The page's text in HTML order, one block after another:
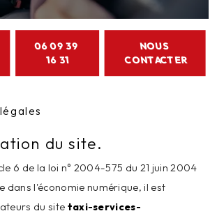
06 09 39
16 31
NOUS
CONTACTER
du site.
6 de la loi n° 2004-575 du 21 juin 2004
dans l'économie numérique, il est
du site taxi-services-